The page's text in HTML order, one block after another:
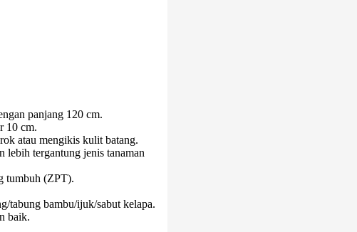
panjang 120 cm.
10 cm.
atau mengikis kulit batang.
lebih tergantung jenis tanaman
tumbuh (ZPT).
tabung bambu/ijuk/sabut kelapa.
baik.